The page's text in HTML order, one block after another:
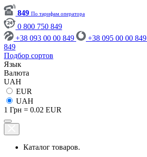
849 По тарифам оператора
0 800 750 849
+38 093 00 00 849
+38 095 00 00 849
849
Подбор сортов
Язык
Валюта
UAH
EUR
UAH
1 Грн = 0.02 EUR
Каталог товаров.